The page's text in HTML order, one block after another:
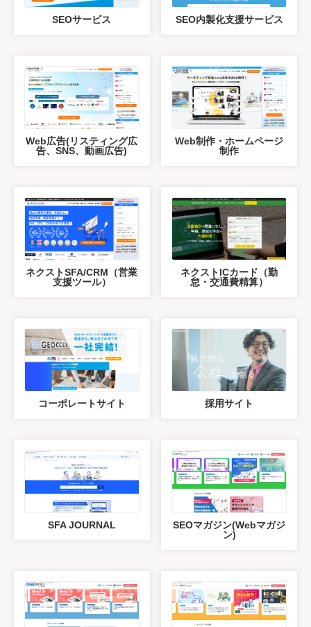
SEOサービス SEO内製化支援サービス
Web広告(リスティング広
告、SNS、動画広告)
Web制作・ホームページ
制作
ネクストSFA/CRM（営業
支援ツール）
ネクストICカード（勤
怠・交通費精算）
コーポレートサイト 採用サイト
SFA JOURNAL
SEOマガジン(Webマガジ
ン)